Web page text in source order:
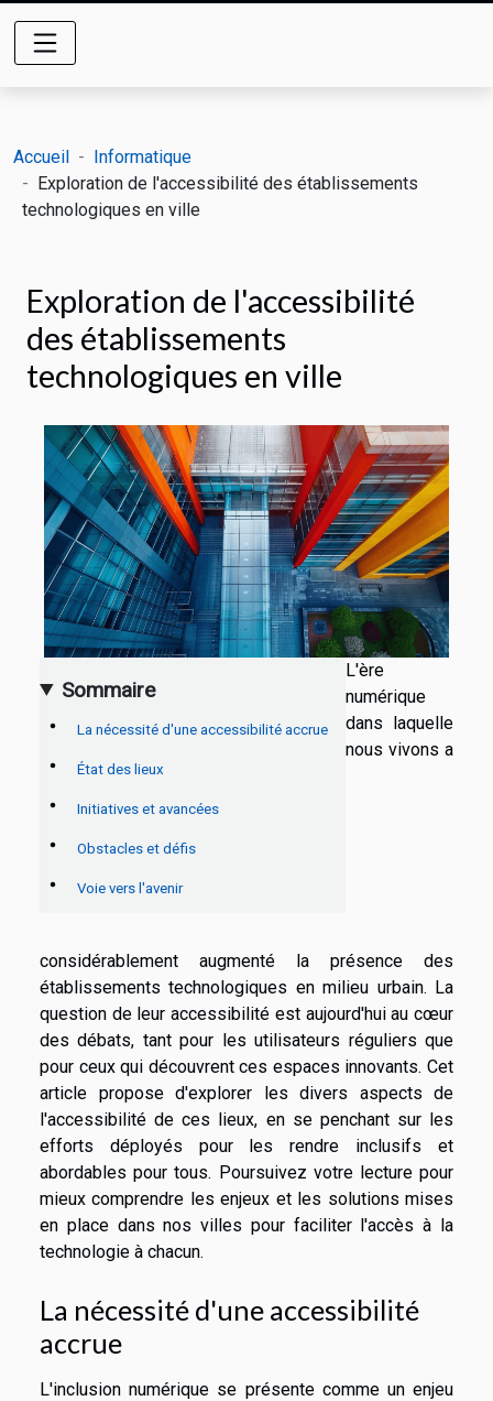
Accueil
Informatique
Exploration de l'accessibilité des établissements
technologiques en ville
Exploration de l'accessibilité
des établissements
technologiques en ville
Sommaire
La nécessité d'une accessibilité accrue
État des lieux
Initiatives et avancées
Obstacles et défis
Voie vers l'avenir
L'ère
numérique
dans laquelle
nous vivons a
considérablement augmenté la présence des
établissements technologiques en milieu urbain. La
question de leur accessibilité est aujourd'hui au cœur
des débats, tant pour les utilisateurs réguliers que
pour ceux qui découvrent ces espaces innovants. Cet
article propose d'explorer les divers aspects de
l'accessibilité de ces lieux, en se penchant sur les
efforts déployés pour les rendre inclusifs et
abordables pour tous. Poursuivez votre lecture pour
mieux comprendre les enjeux et les solutions mises
en place dans nos villes pour faciliter l'accès à la
technologie à chacun.
La nécessité d'une accessibilité
accrue
L'inclusion numérique se présente comme un enjeu